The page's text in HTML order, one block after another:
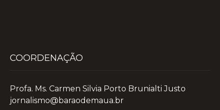
COORDENAÇÃO
Profa. Ms. Carmen Silvia Porto Brunialti Justo
jornalismo@baraodemaua.br